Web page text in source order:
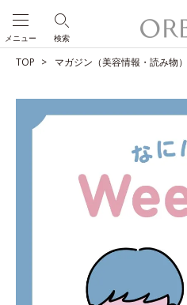
検索
メニュー
TOP マガジン（美容情報・読み物）